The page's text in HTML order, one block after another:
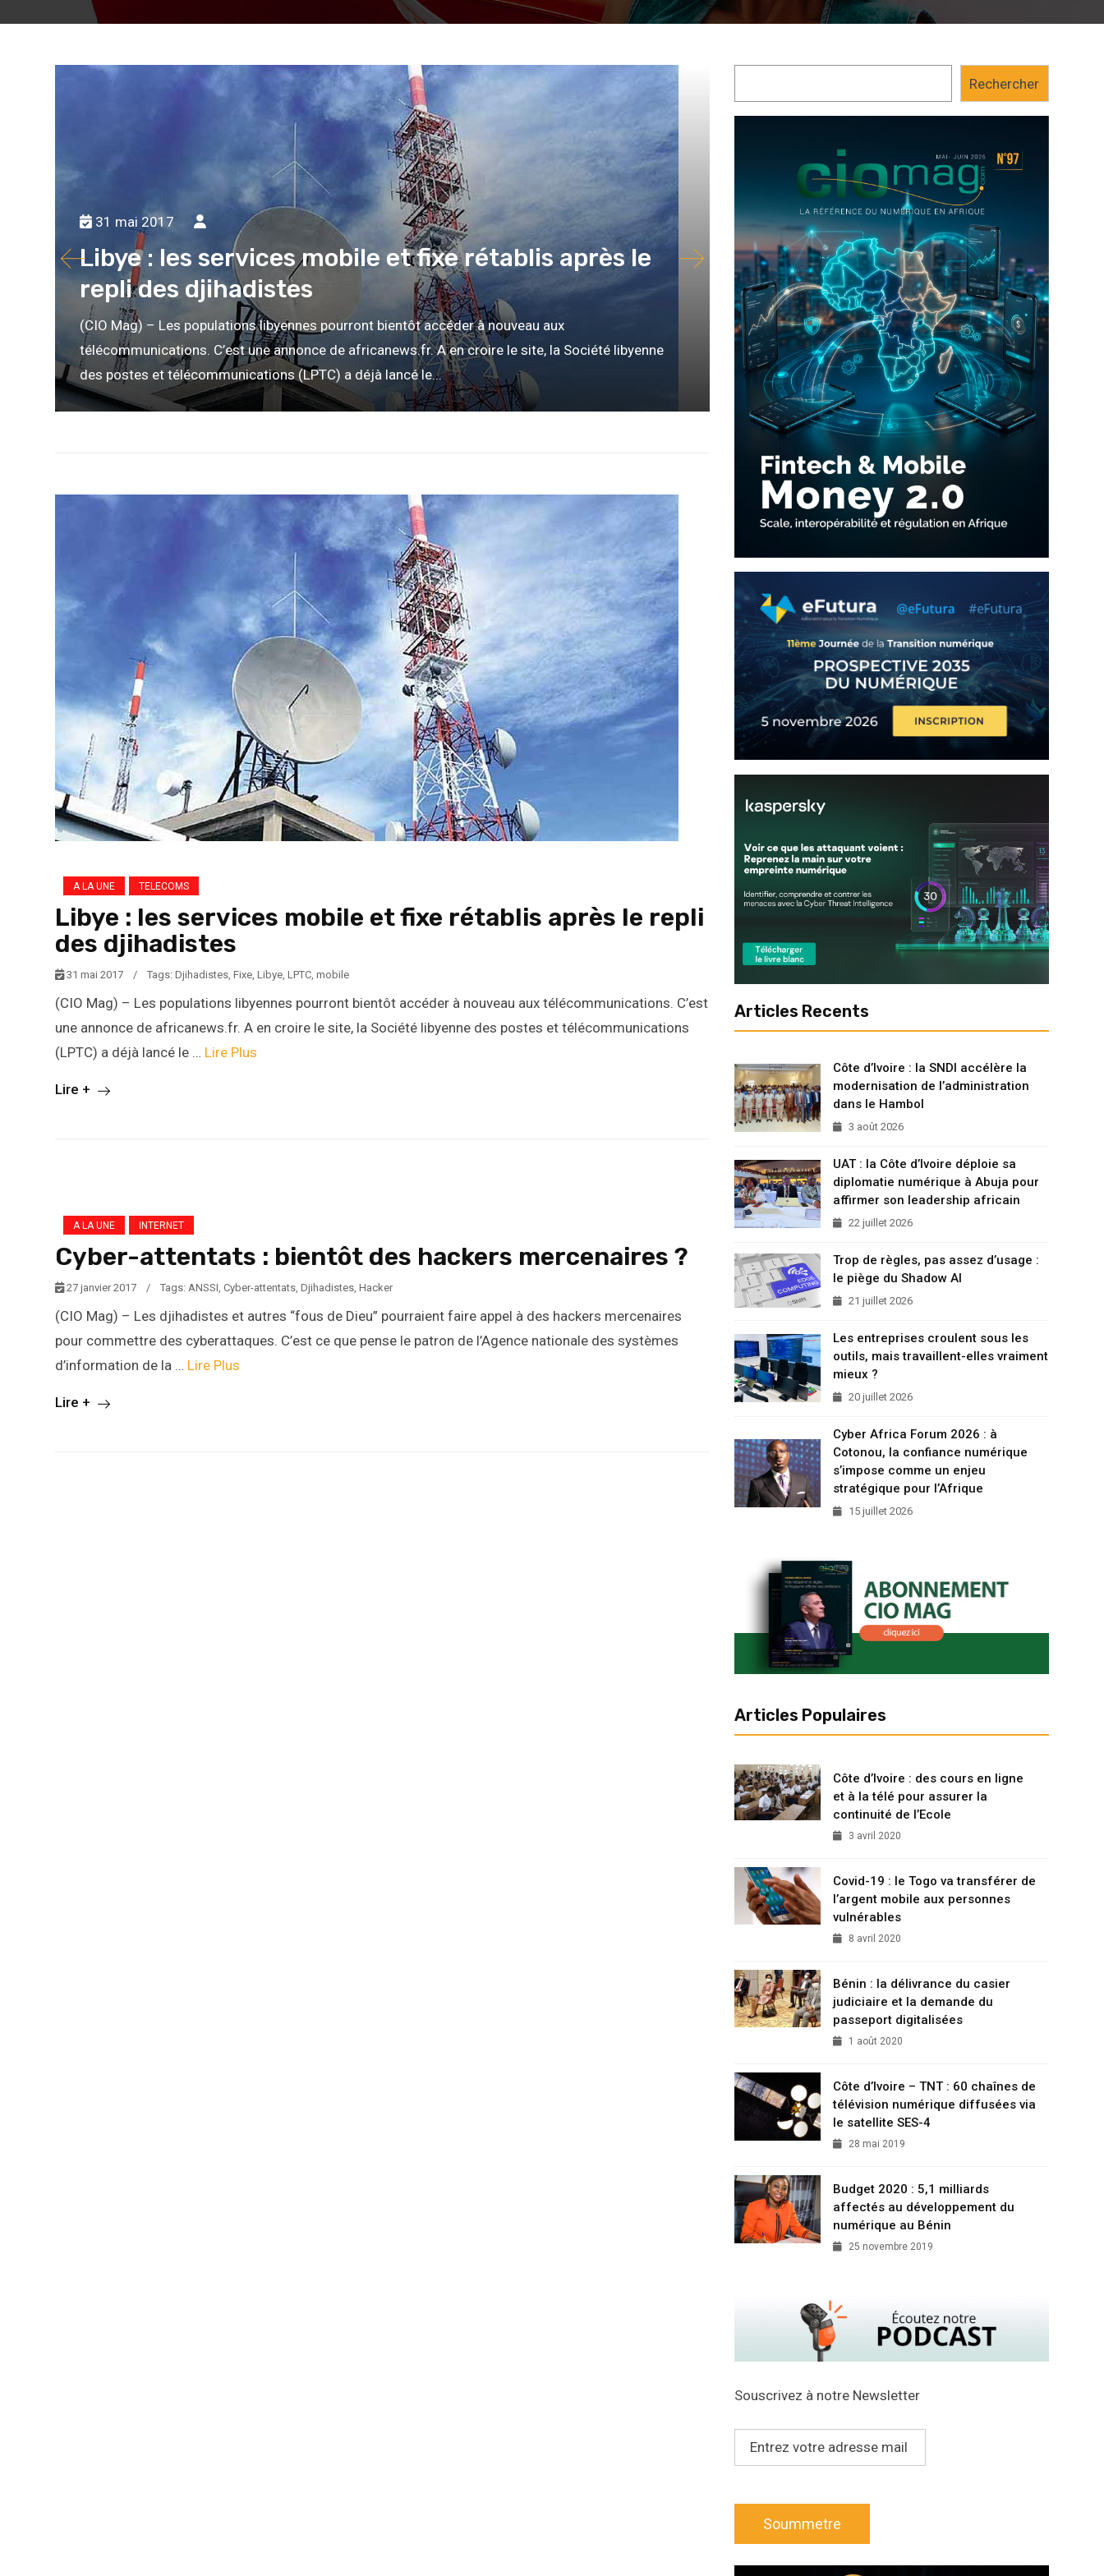
31 mai 2017
Libye : les services mobile et fixe rétablis après le
repli des djihadistes
(CIO Mag) – Les populations libyennes pourront bientôt accéder à nouveau aux
télécommunications. C’est une annonce de africanews.fr. A en croire le site, la Société libyenne
des postes et télécommunications (LPTC) a déjà lancé le...
mercenaires pour commettre des cyberattaques. C’est ce
nationale des systèmes d’information de...
A LA UNE TELECOMS
Libye : les services mobile et fixe rétablis après le repli
des djihadistes
31 mai 2017 / Tags: Djihadistes, Fixe, Libye, LPTC, mobile
(CIO Mag) – Les populations libyennes pourront bientôt accéder à nouveau aux télécommunications. C’est
une annonce de africanews.fr. A en croire le site, la Société libyenne des postes et télécommunications
(LPTC) a déjà lancé le … Lire Plus
Lire +
A LA UNE INTERNET
Cyber-attentats : bientôt des hackers mercenaires ?
27 janvier 2017 / Tags: ANSSI, Cyber-attentats, Djihadistes, Hacker
(CIO Mag) – Les djihadistes et autres “fous de Dieu” pourraient faire appel à des hackers mercenaires
pour commettre des cyberattaques. C’est ce que pense le patron de l’Agence nationale des systèmes
d’information de la … Lire Plus
Lire +
Rechercher
Articles Recents
Côte d’Ivoire : la SNDI accélère la
modernisation de l’administration
dans le Hambol
3 août 2026
UAT : la Côte d’Ivoire déploie sa
diplomatie numérique à Abuja pour
affirmer son leadership africain
22 juillet 2026
Trop de règles, pas assez d’usage :
le piège du Shadow AI
21 juillet 2026
Les entreprises croulent sous les
outils, mais travaillent-elles vraiment
mieux ?
20 juillet 2026
Cyber Africa Forum 2026 : à
Cotonou, la confiance numérique
s’impose comme un enjeu
stratégique pour l’Afrique
15 juillet 2026
Articles Populaires
Côte d’Ivoire : des cours en ligne
et à la télé pour assurer la
continuité de l’Ecole
3 avril 2020
Covid-19 : le Togo va transférer de
l’argent mobile aux personnes
vulnérables
8 avril 2020
Bénin : la délivrance du casier
judiciaire et la demande du
passeport digitalisées
1 août 2020
Côte d’Ivoire – TNT : 60 chaînes de
télévision numérique diffusées via
le satellite SES-4
28 mai 2019
Budget 2020 : 5,1 milliards
affectés au développement du
numérique au Bénin
25 novembre 2019
Souscrivez à notre Newsletter